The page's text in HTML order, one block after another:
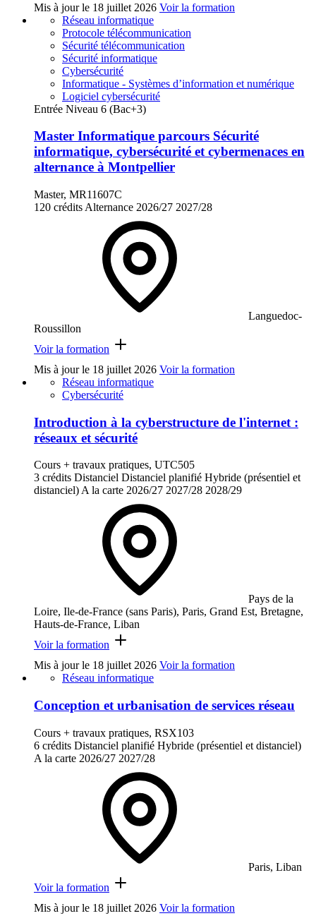
Mis à jour le 18 juillet 2026 Voir la formation
Réseau informatique
Protocole télécommunication
Sécurité télécommunication
Sécurité informatique
Cybersécurité
Informatique - Systèmes d’information et numérique
Logiciel cybersécurité
Entrée Niveau 6 (Bac+3)
Master Informatique parcours Sécurité
informatique, cybersécurité et cybermenaces en
alternance à Montpellier
Master, MR11607C
120 crédits Alternance 2026/27 2027/28
Languedoc-
Roussillon
Voir la formation
Mis à jour le 18 juillet 2026 Voir la formation
Réseau informatique
Cybersécurité
Introduction à la cyberstructure de l'internet :
réseaux et sécurité
Cours + travaux pratiques, UTC505
3 crédits Distanciel Distanciel planifié Hybride (présentiel et
distanciel) A la carte 2026/27 2027/28 2028/29
Pays de la
Loire, Ile-de-France (sans Paris), Paris, Grand Est, Bretagne,
Hauts-de-France, Liban
Voir la formation
Mis à jour le 18 juillet 2026 Voir la formation
Réseau informatique
Conception et urbanisation de services réseau
Cours + travaux pratiques, RSX103
6 crédits Distanciel planifié Hybride (présentiel et distanciel)
A la carte 2026/27 2027/28
Paris, Liban
Voir la formation
Mis à jour le 18 juillet 2026 Voir la formation